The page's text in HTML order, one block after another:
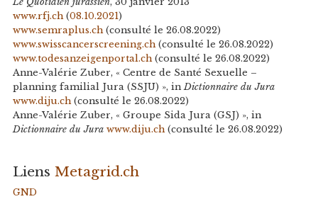
www.rfj.ch(08.10.2021)
www.semraplus.ch(consulté le 26.08.2022)
www.swisscancerscreening.ch(consulté le 26.08.2022)
www.todesanzeigenportal.ch(consulté le 26.08.2022)
Anne-Valérie Zuber, « Centre de Santé Sexuelle –
planning familial Jura (SSJU) », inDictionnaire du Jura
www.diju.ch(consulté le 26.08.2022)
Anne-Valérie Zuber, « Groupe Sida Jura (GSJ) », in
Dictionnaire du Jura www.diju.ch(consulté le 26.08.2022)
Liens Metagrid.ch
GND